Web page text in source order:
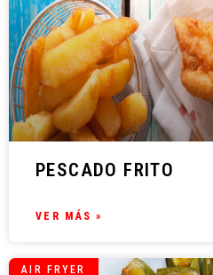
PESCADO FRITO
VER MÁS »
AIR FRYER